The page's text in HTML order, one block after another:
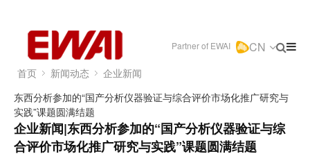
Partner of EWAI CN
首页 新闻动态
企业新闻
东西分析参加的“国产分析仪器验证与综合评价市场化推广研究与
实践”课题圆满结题
企业新闻|东西分析参加的“国产分析仪器验证与综
合评价市场化推广研究与实践”课题圆满结题